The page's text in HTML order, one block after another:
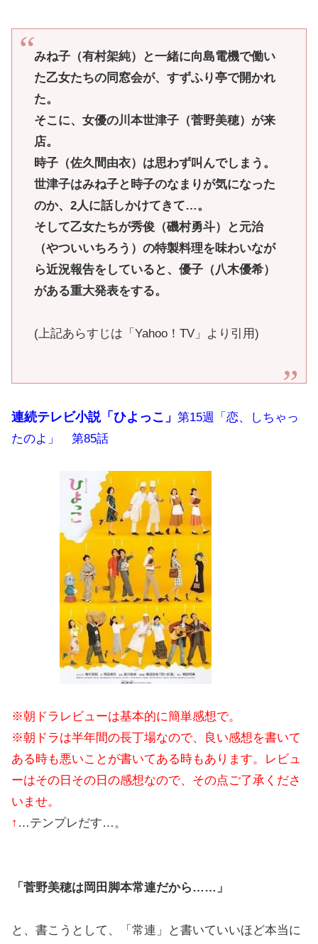
みね子（有村架純）と一緒に向島電機で働い
た乙女たちの同窓会が、すずふり亭で開かれ
た。
そこに、女優の川本世津子（菅野美穂）が来
店。
時子（佐久間由衣）は思わず叫んでしまう。
世津子はみね子と時子のなまりが気になった
のか、2人に話しかけてきて…。
そして乙女たちが秀俊（磯村勇斗）と元治
（やついいちろう）の特製料理を味わいなが
ら近況報告をしていると、優子（八木優希）
がある重大発表をする。
(上記あらすじは「Yahoo！TV」より引用)
連続テレビ小説「ひよっこ」 第15週「恋、しちゃっ
たのよ」 第85話
※朝ドラレビューは基本的に簡単感想で。
※朝ドラは半年間の長丁場なので、良い感想を書いて
ある時も悪いことが書いてある時もあります。レビュ
ーはその日その日の感想なので、その点ご了承くださ
いませ。
↑ …テンプレだす…。
「菅野美穂は岡田脚本常連だから……」
と、書こうとして、「常連」と書いていいほど本当に